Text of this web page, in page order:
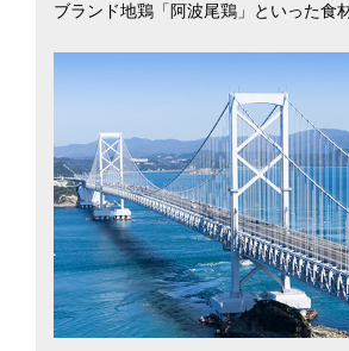
ブランド地鶏「阿波尾鶏」といった食
で行われる阿波おどりには100万人以
ます。化学や製薬など、県内に拠点を
く、近年ではLED関連の産業も盛んに
一の活気を見せています。一方、生活
価が低く、海や山、川にすぐにアクセ
る環境を求めて移住する人も多くいま
の魅力を、県庁所在地である徳島市を
す。